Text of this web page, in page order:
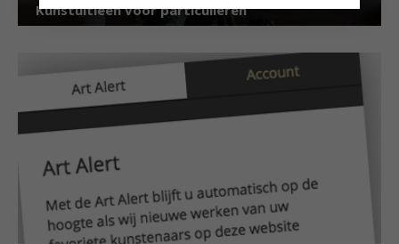
Kunstuitleen voor particulieren